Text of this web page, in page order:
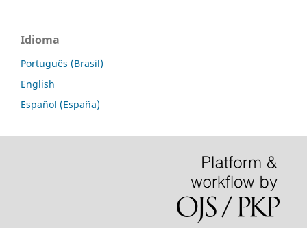
Idioma
Português (Brasil)
English
Español (España)